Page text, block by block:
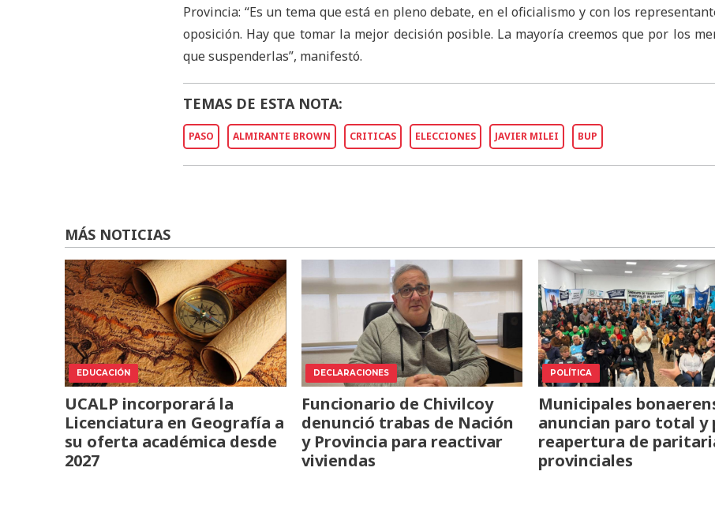
Provincia: “Es un tema que está en pleno debate, en el oficialismo y con los
oposición. Hay que tomar la mejor decisión posible. La mayoría creemos que por los
que suspenderlas”, manifestó.
TEMAS DE ESTA NOTA:
PASO ALMIRANTE BROWN CRITICAS ELECCIONES JAVIER MILEI BUP
MÁS NOTICIAS
EDUCACIÓN
UCALP incorporará la
Licenciatura en Geografía a
su oferta académica desde
2027
DECLARACIONES
Funcionario de Chivilcoy
denunció trabas de Nación
y Provincia para reactivar
viviendas
POLÍTICA
Municipales
anuncian paro total y
reapertura de
provinciales